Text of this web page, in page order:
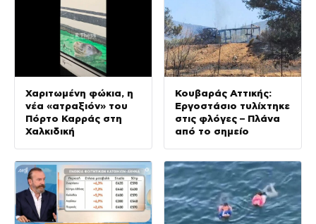
Χαριτωμένη φώκια, η
νέα «ατραξιόν» του
Πόρτο Καρράς στη
Χαλκιδική
Κουβαράς Αττικής:
Εργοστάσιο τυλίχτηκε
στις φλόγες – Πλάνα
από το σημείο